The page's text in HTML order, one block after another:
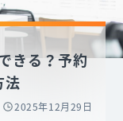
きる？予約
法
2025年12月29日